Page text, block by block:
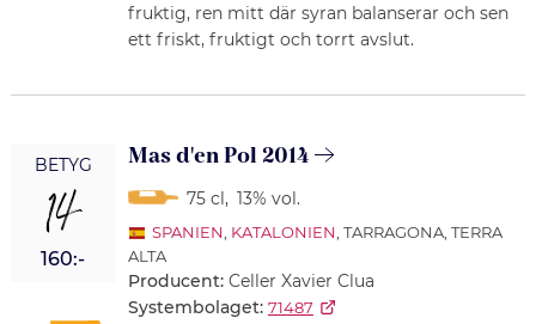
fruktig, ren mitt där syran balanserar och sen
ett friskt, fruktigt och torrt avslut.
BETYG
14
160:-
Mas d'en Pol 2014
75 cl, 13% vol.
SPANIEN KATALONIEN , TARRAGONA, TERRA
ALTA
Producent: Celler Xavier Clua
Systembolaget: 71487